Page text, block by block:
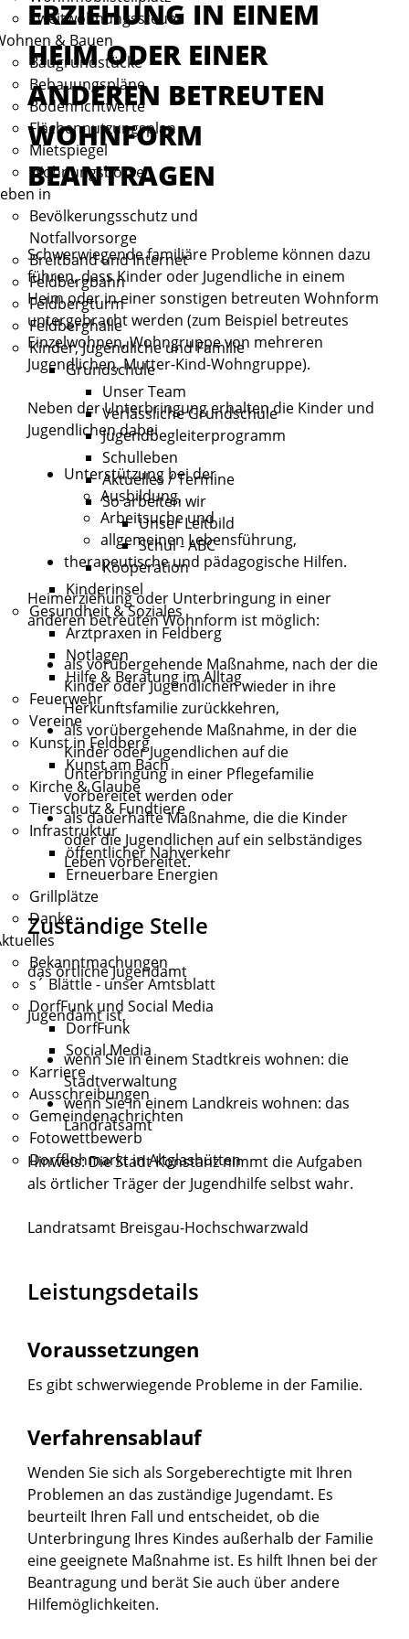
Zweitwohnungssteuer
& Bauen
Baugrundstücke
Bebauungspläne
Bodenrichtwerte
Flächennutzungsplan
Mietspiegel
Wohnungsbörse
in
Bevölkerungsschutz und
Notfallvorsorge
Breitband und Internet
Feldbergbahn
Feldbergturm
Feldberghalle
Kinder, Jugendliche und Familie
Grundschule
Unser Team
Verlässliche Grundschule
Jugendbegleiterprogramm
Schulleben
Aktuelles / Termine
So arbeiten wir
Unser Leitbild
Schul - ABC
Kooperation
Kinderinsel
Gesundheit & Soziales
Arztpraxen in Feldberg
Notlagen
Hilfe & Beratung im Alltag
Feuerwehr
Vereine
Kunst in Feldberg
Kunst am Bach
Kirche & Glaube
Tierschutz & Fundtiere
Infrastruktur
öffentlicher Nahverkehr
Erneuerbare Energien
Grillplätze
Danke
Bekanntmachungen
s´ Blättle - unser Amtsblatt
DorfFunk und Social Media
DorfFunk
Social Media
Karriere
Ausschreibungen
Gemeindenachrichten
Fotowettbewerb
Dorfflohmarkt in Altglashütten
ERZIEHUNG IN EINEM
HEIM ODER EINER
ANDEREN BETREUTEN
WOHNFORM
BEANTRAGEN
Schwerwiegende familiäre Probleme können dazu
führen, dass Kinder oder Jugendliche in einem
Heim oder in einer sonstigen betreuten Wohnform
untergebracht werden (zum Beispiel betreutes
Einzelwohnen, Wohngruppe von mehreren
Jugendlichen, Mutter-Kind-Wohngruppe).
Neben der Unterbringung erhalten die Kinder und
Jugendlichen dabei
Unterstützung bei der
Ausbildung,
Arbeitsuche und
allgemeinen Lebensführung,
therapeutische und pädagogische Hilfen.
Heimerziehung oder Unterbringung in einer
anderen betreuten Wohnform ist möglich:
als vorübergehende Maßnahme, nach der die
Kinder oder Jugendlichen wieder in ihre
Herkunftsfamilie zurückkehren,
als vorübergehende Maßnahme, in der die
Kinder oder Jugendlichen auf die
Unterbringung in einer Pflegefamilie
vorbereitet werden oder
als dauerhafte Maßnahme, die die Kinder
oder die Jugendlichen auf ein selbständiges
Leben vorbereitet.
Zuständige Stelle
das örtliche Jugendamt
Jugendamt ist,
wenn Sie in einem Stadtkreis wohnen: die
Stadtverwaltung
wenn Sie in einem Landkreis wohnen: das
Landratsamt
Hinweis: Die Stadt Konstanz nimmt die Aufgaben
als örtlicher Träger der Jugendhilfe selbst wahr.
Landratsamt Breisgau-Hochschwarzwald
Leistungsdetails
Voraussetzungen
Es gibt schwerwiegende Probleme in der Familie.
Verfahrensablauf
Wenden Sie sich als Sorgeberechtigte mit Ihren
Problemen an das zuständige Jugendamt. Es
beurteilt Ihren Fall und entscheidet, ob die
Unterbringung Ihres Kindes außerhalb der Familie
eine geeignete Maßnahme ist. Es hilft Ihnen bei der
Beantragung und berät Sie auch über andere
Hilfemöglichkeiten.